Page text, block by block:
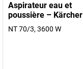
Aspirateur eau et
poussière – Kärcher
NT 70/3, 3600 W